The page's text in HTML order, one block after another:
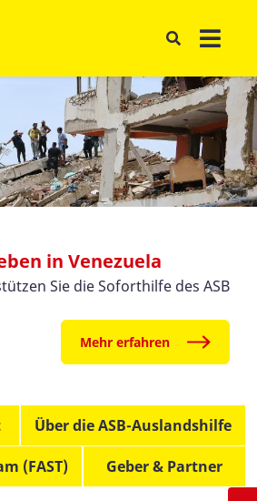
in Venezuela
Sie die Soforthilfe des ASB
Mehr erfahren
Über die ASB-Auslandshilfe
(FAST) Geber & Partner